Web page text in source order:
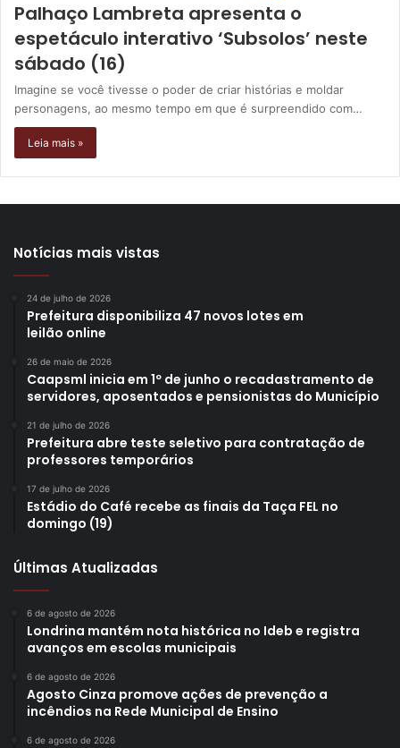
Palhaço Lambreta apresenta o
espetáculo interativo ‘Subsolos’ neste
sábado (16)
Imagine se você tivesse o poder de criar histórias e moldar
personagens, ao mesmo tempo em que é surpreendido com…
Leia mais »
Notícias mais vistas
24 de julho de 2026
Prefeitura disponibiliza 47 novos lotes em
leilão online
26 de maio de 2026
Caapsml inicia em 1º de junho o recadastramento de
servidores, aposentados e pensionistas do Município
21 de julho de 2026
Prefeitura abre teste seletivo para contratação de
professores temporários
17 de julho de 2026
Estádio do Café recebe as finais da Taça FEL no
domingo (19)
Últimas Atualizadas
6 de agosto de 2026
Londrina mantém nota histórica no Ideb e registra
avanços em escolas municipais
6 de agosto de 2026
Agosto Cinza promove ações de prevenção a
incêndios na Rede Municipal de Ensino
6 de agosto de 2026